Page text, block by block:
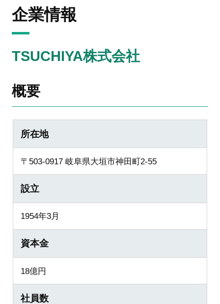
企業情報
TSUCHIYA株式会社
概要
所在地
〒503-0917 岐阜県大垣市神田町2-55
設立
1954年3月
資本金
18億円
社員数